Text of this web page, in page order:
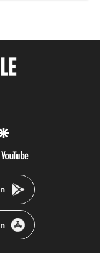
google
youtube-